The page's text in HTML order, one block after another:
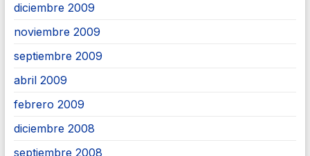
diciembre 2009
noviembre 2009
septiembre 2009
abril 2009
febrero 2009
diciembre 2008
septiembre 2008